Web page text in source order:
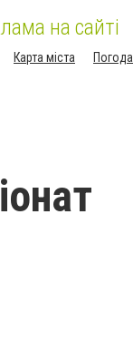
на сайті
Карта міста Погода